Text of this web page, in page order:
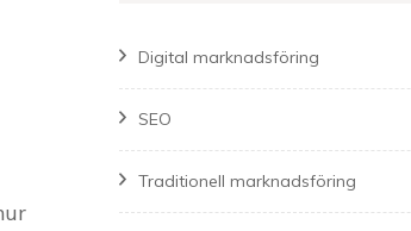
Digital marknadsföring
SEO
Traditionell marknadsföring